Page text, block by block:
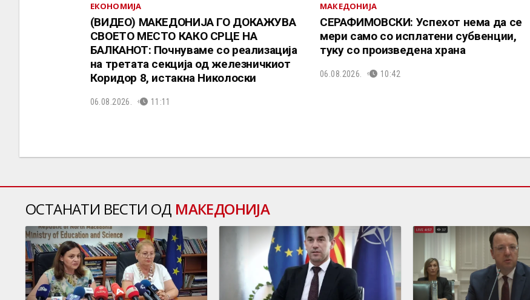
ЕКОНОМИЈА
(ВИДЕО) МАКЕДОНИЈА ГО ДОКАЖУВА
СВОЕТО МЕСТО КАКО СРЦЕ НА
БАЛКАНОТ: Почнуваме со реализација
на третата секција од железничкиот
Коридор 8, истакна Николоски
06.08.2026. 11:11
МАКЕДОНИЈА
СЕРАФИМОВСКИ: Успехот нема да се
мери само со исплатени субвенции,
туку со произведена храна
06.08.2026. 10:42
ОСТАНАТИ ВЕСТИ ОД МАКЕДОНИЈА